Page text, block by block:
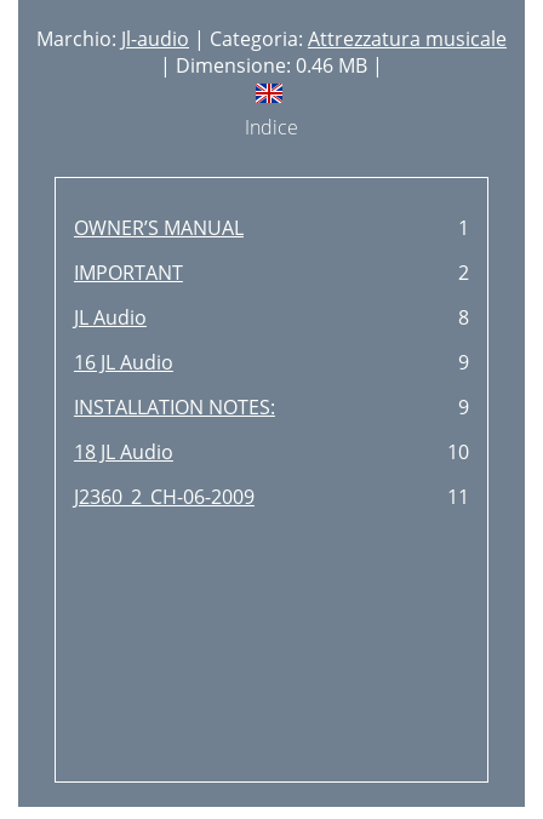
Marchio: Jl-audio | Categoria: Attrezzatura musicale
| Dimensione: 0.46 MB |
Indice
OWNER’S MANUAL
1
IMPORTANT
2
JL Audio
8
16 JL Audio
9
INSTALLATION NOTES:
9
18 JL Audio
10
J2360_2_CH-06-2009
11